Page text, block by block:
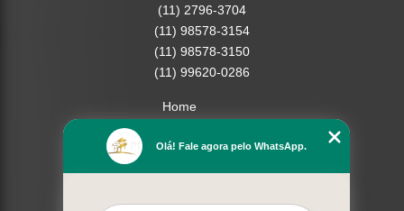
(11) 2796-3704
(11) 98578-3154
(11) 98578-3150
(11) 99620-0286
Home
Missão
Olá! Fale agora pelo WhatsApp.